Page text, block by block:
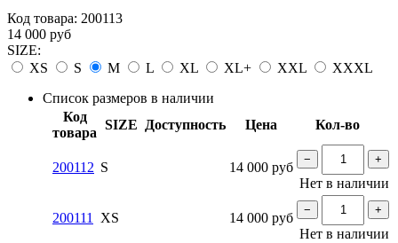
Код товара: 200113
14 000 руб
SIZE:
XS
S M L XL XL+ XXL
XXXL
Список размеров в наличии
Код
товара
SIZE Доступность Цена Кол-во
200112 S 14 000 руб − +
Нет в наличии
200111 XS 14 000 руб − +
Нет в наличии